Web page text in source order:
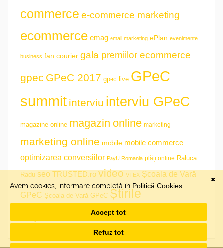
commerce e-commerce marketing
ecommerce emag email marketing ePlan evenimente
business fan courier gala premiilor ecommerce
gpec GPeC 2017 gpec live GPeC
summit interviu interviu GPeC
magazine online magazin online marketing
marketing online mobile mobile commerce
optimizarea conversiilor PayU Romania plăți online Raluca
Radu seo TRUSTED.ro video VTEX Școala de Vară
GPeC Școala de Vară GPeC Știrile